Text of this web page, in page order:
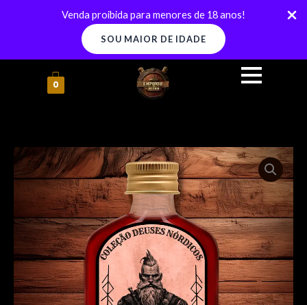
Venda proibida para menores de 18 anos!
SOU MAIOR DE IDADE
conteúdo
0
Tiwaz
-
Licor
Campari
quantidade